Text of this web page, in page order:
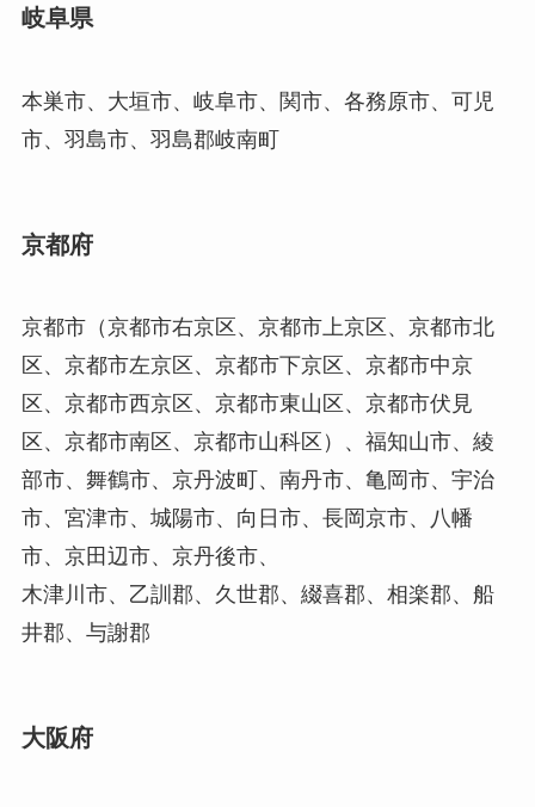
岐阜県
本巣市、大垣市、岐阜市、関市、各務原市、可児
市、羽島市、羽島郡岐南町
京都府
京都市（京都市右京区、京都市上京区、京都市北
区、京都市左京区、京都市下京区、京都市中京
区、京都市西京区、京都市東山区、京都市伏見
区、京都市南区、京都市山科区）、福知山市、綾
部市、舞鶴市、京丹波町、南丹市、亀岡市、宇治
市、宮津市、城陽市、向日市、長岡京市、八幡
市、京田辺市、京丹後市、
木津川市、乙訓郡、久世郡、綴喜郡、相楽郡、船
井郡、与謝郡
大阪府